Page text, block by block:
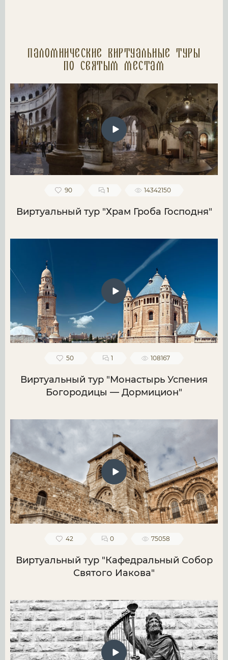
Паломнические Виртуальные туры
по святым местам
90 1 14342150
Виртуальный тур "Храм Гроба Господня"
50 1 108167
Виртуальный тур "Монастырь Успения
Богородицы — Дормицион"
42 0 75058
Виртуальный тур "Кафедральный Собор
Святого Иакова"